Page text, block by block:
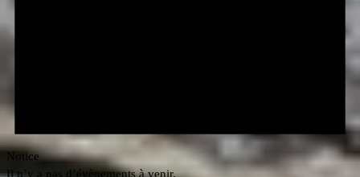
Notice
Il n’y a pas d’évènements à venir.